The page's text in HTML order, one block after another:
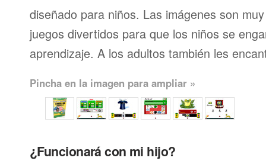
diseñado para niños. Las imágenes son
juegos divertidos para que los niños se
aprendizaje. A los adultos también les
Pincha en la imagen para ampliar »
¿Funcionará con mi hijo?